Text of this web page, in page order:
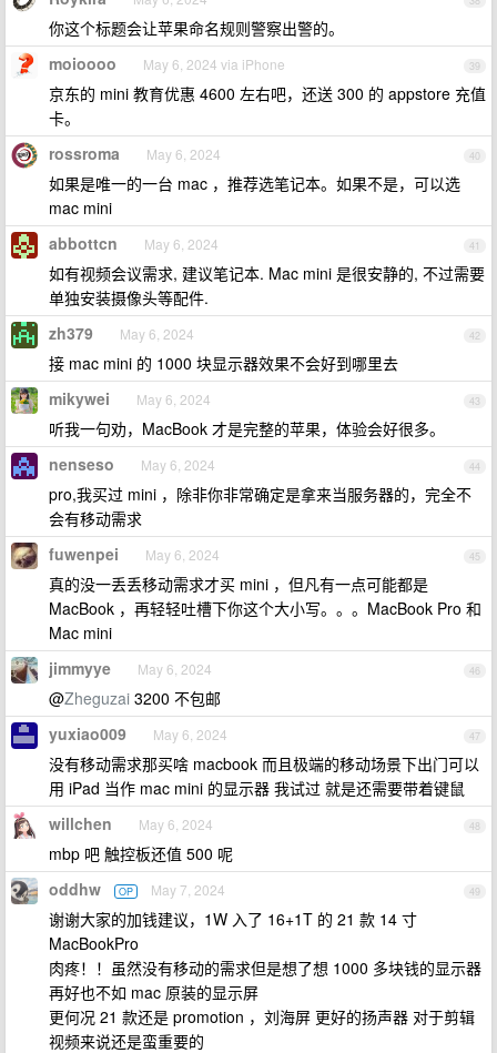
你这个标题会让苹果命名规则警察出警的。
39
moioooo May 6, 2024 via iPhone
京东的 mini 教育优惠 4600 左右吧，还送 300 的 appstore 充值
卡。
40
rossroma May 6, 2024
如果是唯一的一台 mac ，推荐选笔记本。如果不是，可以选
mac mini
41
abbottcn May 6, 2024
如有视频会议需求, 建议笔记本. Mac mini 是很安静的, 不过需要
单独安装摄像头等配件.
42
zh379 May 6, 2024
接 mac mini 的 1000 块显示器效果不会好到哪里去
43
mikywei May 6, 2024
听我一句劝，MacBook 才是完整的苹果，体验会好很多。
44
nenseso May 6, 2024
pro,我买过 mini ，除非你非常确定是拿来当服务器的，完全不
会有移动需求
45
fuwenpei May 6, 2024
真的没一丢丢移动需求才买 mini ，但凡有一点可能都是
MacBook ，再轻轻吐槽下你这个大小写。。。MacBook Pro 和
Mac mini
46
jimmyye May 6, 2024
@Zheguzai 3200 不包邮
47
yuxiao009 May 6, 2024
没有移动需求那买啥 macbook 而且极端的移动场景下出门可以
用 iPad 当作 mac mini 的显示器 我试过 就是还需要带着键鼠
48
willchen May 6, 2024
mbp 吧 触控板还值 500 呢
49
oddhw OP May 7, 2024
谢谢大家的加钱建议，1W 入了 16+1T 的 21 款 14 寸
MacBookPro
肉疼！！虽然没有移动的需求但是想了想 1000 多块钱的显示器
再好也不如 mac 原装的显示屏
更何况 21 款还是 promotion ，刘海屏 更好的扬声器 对于剪辑
视频来说还是蛮重要的